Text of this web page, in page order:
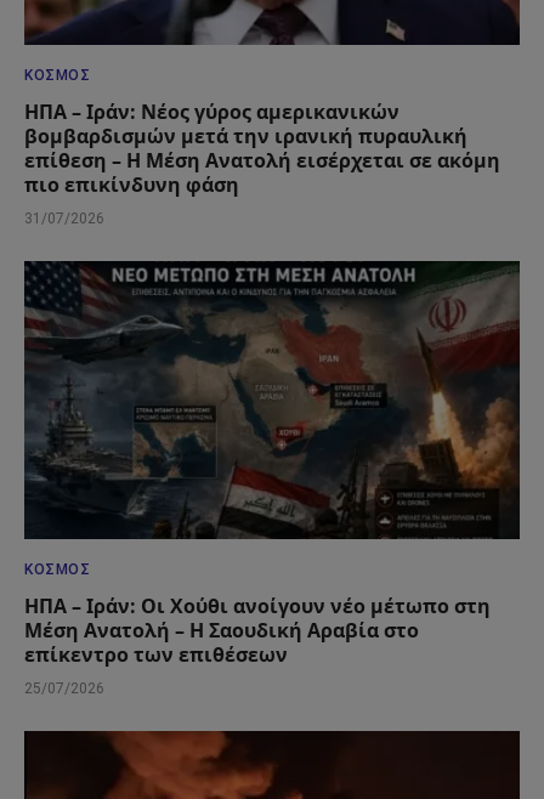
ΚΌΣΜΟΣ
ΗΠΑ – Ιράν: Νέος γύρος αμερικανικών
βομβαρδισμών μετά την ιρανική πυραυλική
επίθεση – Η Μέση Ανατολή εισέρχεται σε ακόμη
πιο επικίνδυνη φάση
31/07/2026
ΚΌΣΜΟΣ
ΗΠΑ – Ιράν: Οι Χούθι ανοίγουν νέο μέτωπο στη
Μέση Ανατολή – Η Σαουδική Αραβία στο
επίκεντρο των επιθέσεων
25/07/2026